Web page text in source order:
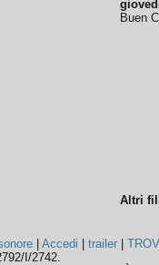
Buen
Altri
|Accedi |trailer |
I/2742.